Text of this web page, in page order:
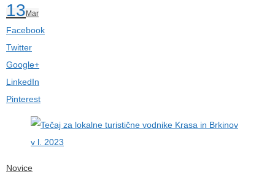
13 Mar
Facebook
Twitter
Google+
LinkedIn
Pinterest
Novice